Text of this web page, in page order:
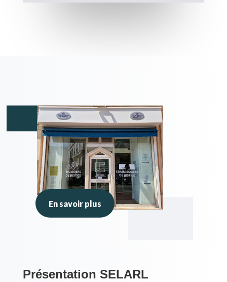
En savoir plus
Présentation SELARL